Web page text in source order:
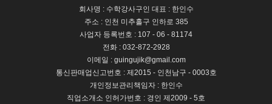
회사명 : 수학강사구인 대표 : 한인수
주소 : 인천 미추홀구 인하로 385
사업자 등록번호 : 107 - 06 - 81174
전화 : 032-872-2928
이메일 : guingujik@gmail.com
통신판매업신고번호 : 제2015 - 인천남구 - 0003호
개인정보관리책임자 : 한인수
직업소개소 인허가번호 : 경인 제2009 - 5호